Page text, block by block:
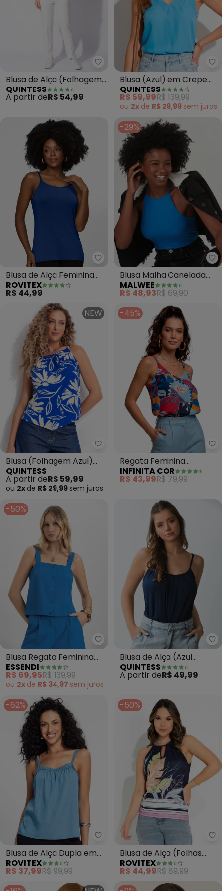
Quintess - Blusa de Alça
Blusa de Alça (Folhagem
Azul)
QUINTESS
A partir deR$ 54,99
Blusa (Azul) em Crepe
Plano
QUINTESS
R$ 59,99R$ 139,99
ou 2x de R$ 29,99 sem juros
Rovitex - Blusa de Alça
Blusa de Alça Feminina
Viscotorcion Básica
(Azul)
ROVITEX
R$ 44,99
-29%
Blusa Malha Canelada
Viscose (Azul)
MALWEE
R$ 48,93R$ 69,90
NEW
Quintess - Blusa (Folhagem
Blusa (Folhagem Azul)
em Malha Canelada
QUINTESS
A partir deR$ 59,99
ou 2x de R$ 29,99 sem juros
-45%
Regata Feminina
Quadriculada (Azul)
INFINITA COR
R$ 43,99R$ 79,99
-50%
Essendi - Blusa Regata
Blusa Regata Feminina
em Alfaiataria (Azul)
ESSENDI
R$ 69,95R$ 139,99
ou 2x de R$ 34,97 sem juros
Blusa de Alça (Azul
Marinho)
QUINTESS
A partir deR$ 49,99
-62%
Rovitex - Blusa de Alça Dupla
Blusa de Alça Dupla em
Liocel (Azul)
ROVITEX
R$ 37,99R$ 99,99
-50%
Blusa de Alça (Folhas
Marinho) Rovitex
ROVITEX
R$ 44,99R$ 89,99